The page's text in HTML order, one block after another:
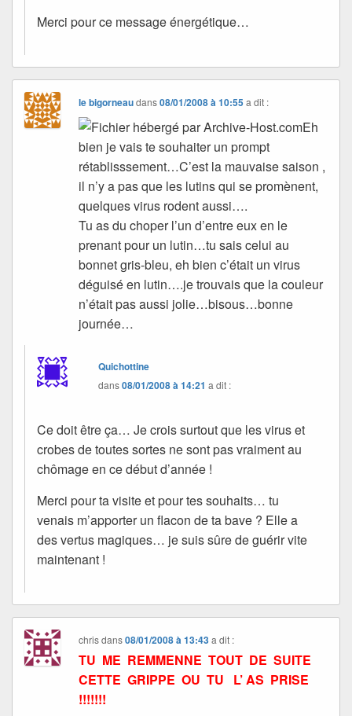
Merci pour ce message énergétique…
le bigorneaudans08/01/2008 à 10:55 a dit :
Eh
bien je vais te souhaiter un prompt
rétablisssement…C’est la mauvaise saison ,
il n’y a pas que les lutins qui se promènent,
quelques virus rodent aussi….
Tu as du choper l’un d’entre eux en le
prenant pour un lutin…tu sais celui au
bonnet gris-bleu, eh bien c’était un virus
déguisé en lutin….je trouvais que la couleur
n’était pas aussi jolie…bisous…bonne
journée…
Quichottine
dans08/01/2008 à 14:21 a dit :
Ce doit être ça… Je crois surtout que les virus et
crobes de toutes sortes ne sont pas vraiment au
chômage en ce début d’année !
Merci pour ta visite et pour tes souhaits… tu
venais m’apporter un flacon de ta bave ? Elle a
des vertus magiques… je suis sûre de guérir vite
maintenant !
chrisdans08/01/2008 à 13:43 a dit :
TU ME REMMENNE TOUT DE SUITE
CETTE GRIPPE OU TU L’ AS PRISE
!!!!!!!